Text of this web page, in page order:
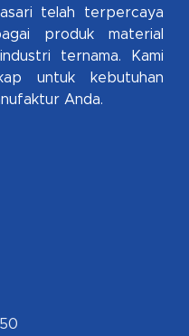
telah terpercaya
produk material
ternama. Kami
untuk kebutuhan
Anda.